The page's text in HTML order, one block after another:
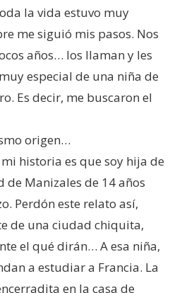
la vida estuvo muy
me siguió mis pasos. Nos
años… los llaman y les
especial de una niña de
Es decir, me buscaron el
origen…
mi historia es que soy hija de
de Manizales de 14 años
Perdón este relato así,
de una ciudad chiquita,
el qué dirán… A esa niña,
a estudiar a Francia. La
en la casa de